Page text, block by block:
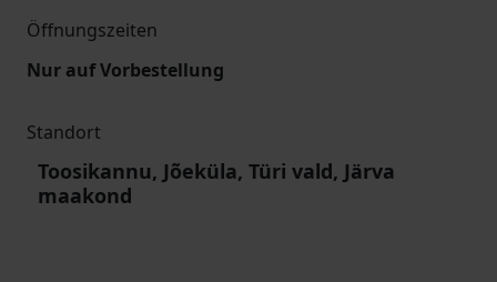
Öffnungszeiten
Nur auf Vorbestellung
Standort
Toosikannu, Jõeküla, Türi vald, Järva
maakond